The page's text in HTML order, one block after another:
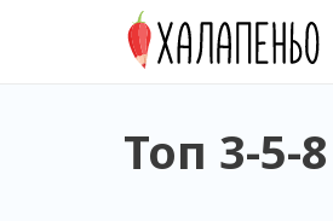
Топ 3-5-8